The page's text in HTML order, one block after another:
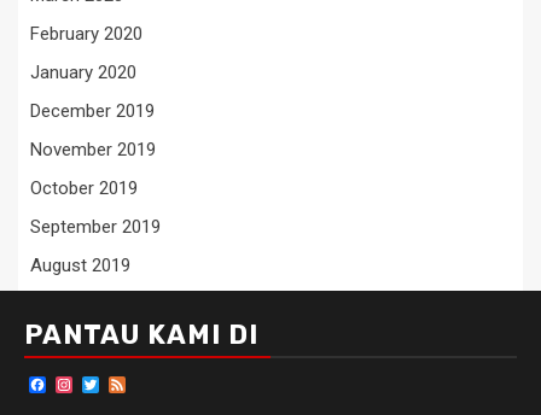
February 2020
January 2020
December 2019
November 2019
October 2019
September 2019
August 2019
PANTAU KAMI DI
Facebook
Instagram
Twitter